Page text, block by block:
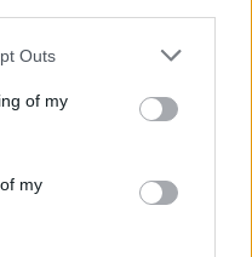
Outs
of my
my
τη φορά στην
πως και η
το χθεσινό